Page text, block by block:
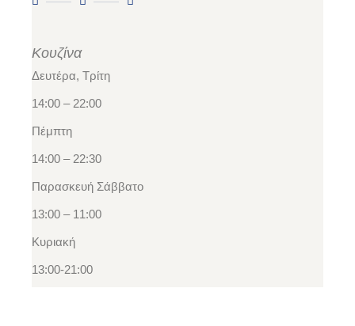
Κουζίνα
Δευτέρα, Τρίτη
14:00 – 22:00
Πέμπτη
14:00 – 22:30
Παρασκευή Σάββατο
13:00 – 11:00
Κυριακή
13:00-21:00